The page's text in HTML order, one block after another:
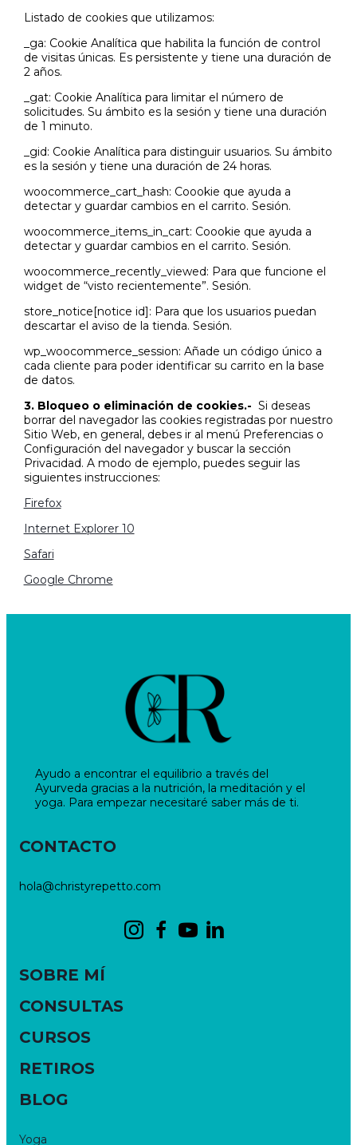
Listado de cookies que utilizamos:
_ga: Cookie Analítica que habilita la función de control
de visitas únicas. Es persistente y tiene una duración de
2 años.
_gat: Cookie Analítica para limitar el número de
solicitudes. Su ámbito es la sesión y tiene una duración
de 1 minuto.
_gid: Cookie Analítica para distinguir usuarios. Su ámbito
es la sesión y tiene una duración de 24 horas.
woocommerce_cart_hash: Coookie que ayuda a
detectar y guardar cambios en el carrito. Sesión.
woocommerce_items_in_cart: Coookie que ayuda a
detectar y guardar cambios en el carrito. Sesión.
woocommerce_recently_viewed: Para que funcione el
widget de “visto recientemente”. Sesión.
store_notice[notice id]: Para que los usuarios puedan
descartar el aviso de la tienda. Sesión.
wp_woocommerce_session: Añade un código único a
cada cliente para poder identificar su carrito en la base
de datos.
3. Bloqueo o eliminación de cookies.- Si deseas
borrar del navegador las cookies registradas por nuestro
Sitio Web, en general, debes ir al menú Preferencias o
Configuración del navegador y buscar la sección
Privacidad. A modo de ejemplo, puedes seguir las
siguientes instrucciones:
Firefox
Internet Explorer 10
Safari
Google Chrome
Ayudo a encontrar el equilibrio a través del
Ayurveda gracias a la nutrición, la meditación y el
yoga. Para empezar necesitaré saber más de ti.
CONTACTO
hola@christyrepetto.com
SOBRE MÍ
CONSULTAS
CURSOS
RETIROS
BLOG
Yoga